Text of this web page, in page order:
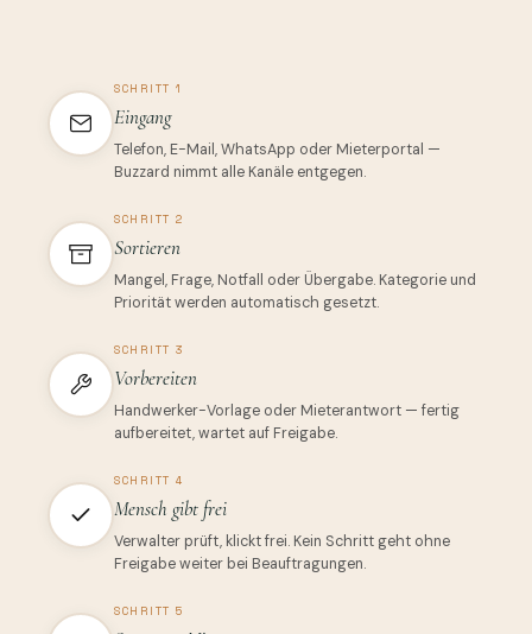
SCHRITT 1
Eingang
Telefon, E-Mail, WhatsApp oder Mieterportal —
Buzzard nimmt alle Kanäle entgegen.
SCHRITT 2
Sortieren
Mangel, Frage, Notfall oder Übergabe. Kategorie und
Priorität werden automatisch gesetzt.
SCHRITT 3
Vorbereiten
Handwerker-Vorlage oder Mieterantwort — fertig
aufbereitet, wartet auf Freigabe.
SCHRITT 4
Mensch gibt frei
Verwalter prüft, klickt frei. Kein Schritt geht ohne
Freigabe weiter bei Beauftragungen.
SCHRITT 5